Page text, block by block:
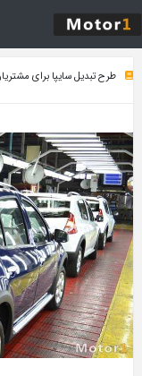
طرح تبدیل سایپا برای مشتریان رنو